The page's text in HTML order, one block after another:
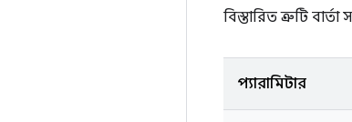
বিস্তারিত ত্রুটি
প্যারামিটার